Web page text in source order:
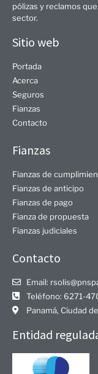
pólizas y reclamos
sector.
Sitio web
Portada
Acerca
Seguros
Fianzas
Contacto
Fianzas
Fianzas de
Fianzas de anticipo
Fianzas de pago
Fianza de propuesta
Fianzas judiciales
Contacto
Email:
Teléfono: 6271-
Panamá, Ciudad
Entidad